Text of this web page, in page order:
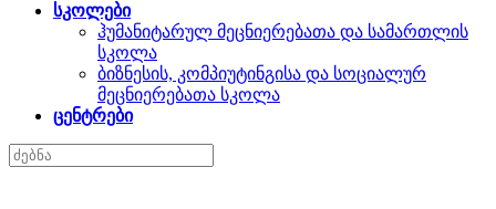
სკოლები
ჰუმანიტარულ მეცნიერებათა და სამართლის
სკოლა
ბიზნესის, კომპიუტინგისა და სოციალურ
მეცნიერებათა სკოლა
ცენტრები